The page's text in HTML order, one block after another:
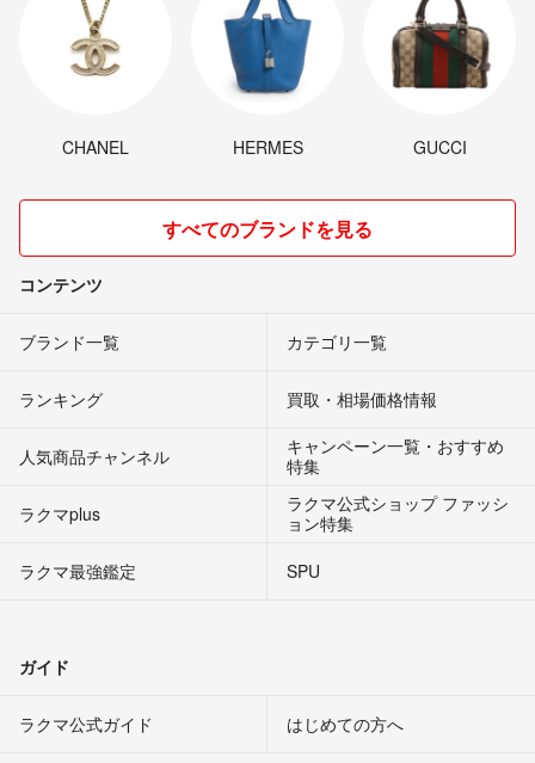
CHANEL HERMES GUCCI
すべてのブランドを見る
コンテンツ
ブランド一覧 カテゴリ一覧
ランキング 買取・相場価格情報
人気商品チャンネル
キャンペーン一覧・おすすめ
特集
ラクマplus
ラクマ公式ショップ ファッシ
ョン特集
ラクマ最強鑑定
SPU
ガイド
ラクマ公式ガイド はじめての方へ